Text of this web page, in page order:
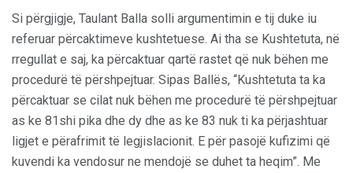
Si përgjigje, Taulant Balla solli argumentimin e tij duke iu
referuar përcaktimeve kushtetuese. Ai tha se Kushtetuta, në
rregullat e saj, ka përcaktuar qartë rastet që nuk bëhen me
procedurë të përshpejtuar. Sipas Ballës, “Kushtetuta ta ka
përcaktuar se cilat nuk bëhen me procedurë të përshpejtuar
as ke 81shi pika dhe dy dhe as ke 83 nuk ti ka përjashtuar
ligjet e përafrimit të legjislacionit. E për pasojë kufizimi që
kuvendi ka vendosur ne mendojë se duhet ta heqim”. Me